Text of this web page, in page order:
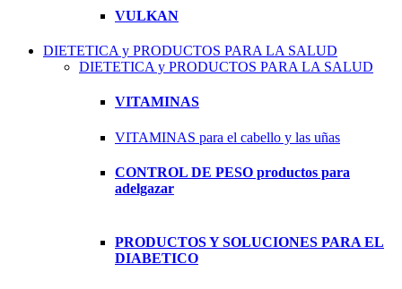
VULKAN
DIETETICA y PRODUCTOS PARA LA SALUD
DIETETICA y PRODUCTOS PARA LA SALUD
VITAMINAS
VITAMINAS para el cabello y las uñas
CONTROL DE PESO productos para
adelgazar
PRODUCTOS Y SOLUCIONES PARA EL
DIABETICO